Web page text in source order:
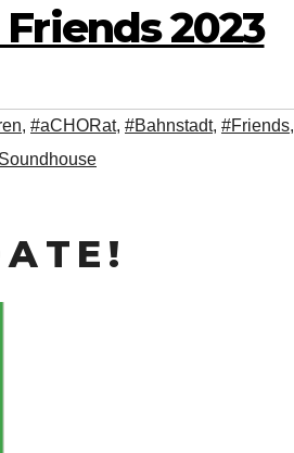
2023
, #aCHORat, #Bahnstadt, #Friends,
T E !